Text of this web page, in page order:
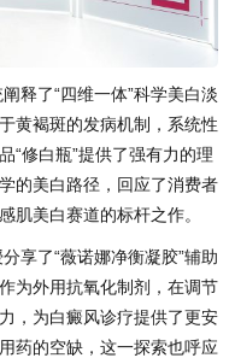
释了“四维一体”科学美白淡
黄褐斑的发病机制，系统性
“修白瓶”提供了强有力的理
的美白路径，回应了消费者
肌美白赛道的标杆之作。
享了“薇诺娜净衡凝胶”辅助
为外用抗氧化制剂，在调节
，为白癜风诊疗提供了更安
药的空缺，这一探索也呼应